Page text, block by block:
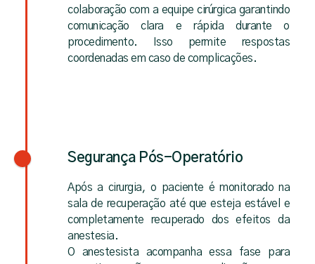
colaboração com a equipe cirúrgica garantindo
comunicação clara e rápida durante o
procedimento. Isso permite respostas
coordenadas em caso de complicações.
Segurança Pós-Operatório
Após a cirurgia, o paciente é monitorado na
sala de recuperação até que esteja estável e
completamente recuperado dos efeitos da
anestesia.
O anestesista acompanha essa fase para